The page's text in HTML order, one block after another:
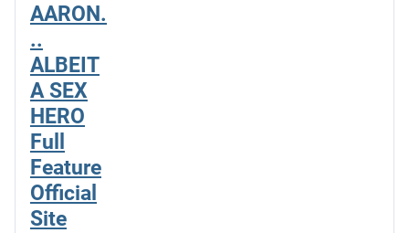
AARON.
..
ALBEIT
A SEX
HERO
Full
Feature
Official
Site